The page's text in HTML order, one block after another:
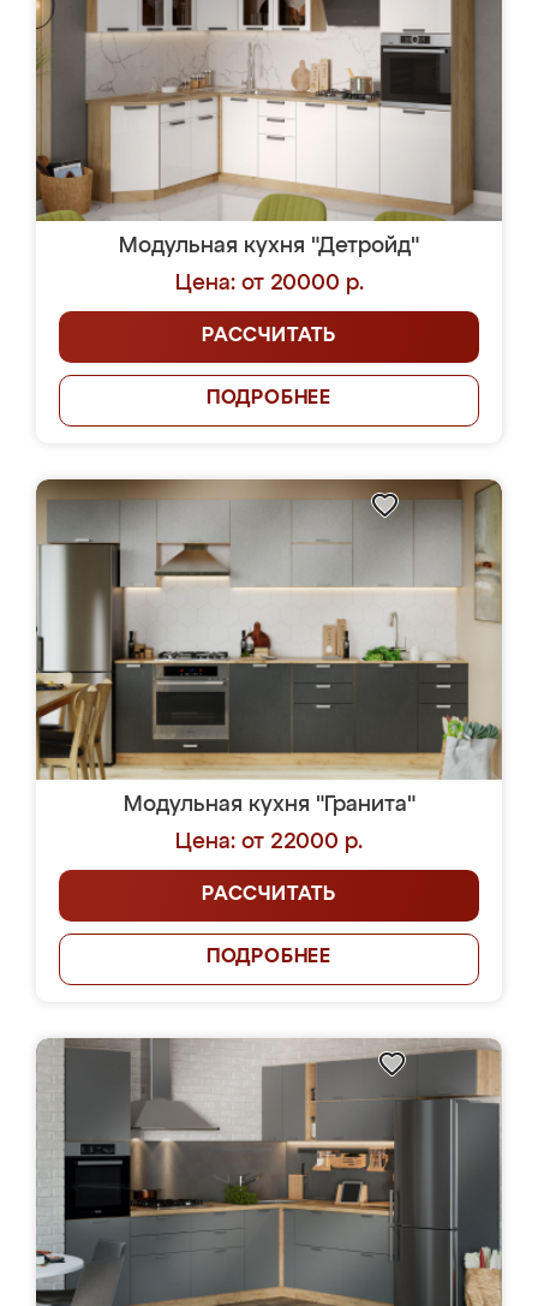
Модульная кухня "Детройд"
Цена: от 20000 р.
РАССЧИТАТЬ
ПОДРОБНЕЕ
Модульная кухня "Гранита"
Цена: от 22000 р.
РАССЧИТАТЬ
ПОДРОБНЕЕ